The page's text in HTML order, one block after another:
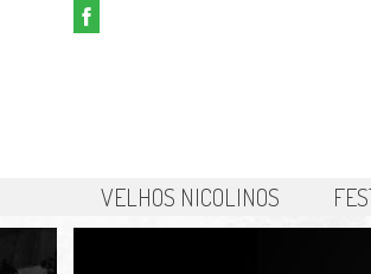
VELHOS NICOLINOS